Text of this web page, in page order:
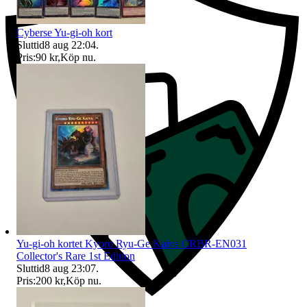
Cyberse Yu-gi-oh kort
Sluttid8 aug 22:04.
Pris:90 kr,Köp nu.
Yu-gi-oh kortet Kyoro Ryu-Ge Kaiva CRBR-EN031
Collector's Rare 1st Edition
Sluttid8 aug 23:07.
Pris:200 kr,Köp nu.